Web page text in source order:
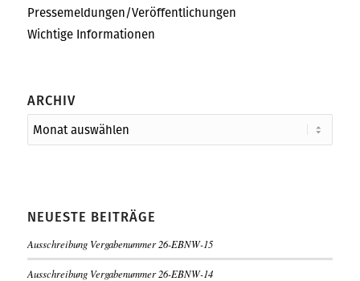
Pressemeldungen/Veröffentlichungen
Wichtige Informationen
ARCHIV
NEUESTE BEITRÄGE
Ausschreibung Vergabenummer 26-EBNW-15
Ausschreibung Vergabenummer 26-EBNW-14